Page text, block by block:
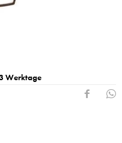
Werktage